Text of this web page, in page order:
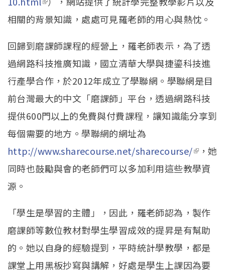
相關的背景知識，處處可見羅老師的用心與熱忱。
回歸到磨課師課程的經營上，羅老師表示，為了透
過網路科技推廣知識，國立清華大學與捷鎏科技進
行產學合作，於2012年成立了學聯網。學聯網是目
前台灣最大的中文「磨課師」平台，透過網路科技
提供600門以上的免費與付費課程，讓知識能分享到
每個需要的地方。學聯網的網址為
http://www.sharecourse.net/sharecourse/(link is
，她
同時也鼓勵與會的老師們可以多加利用這些教學資
源。
「學生是學習的主體」，因此，羅老師認為，製作
磨課師等數位教材對學生學習成效的提昇是有幫助
的。她以自身的經驗提到，平時統計學教學，都是
課堂上用黑板抄寫與講解，好處是學生上課因為要